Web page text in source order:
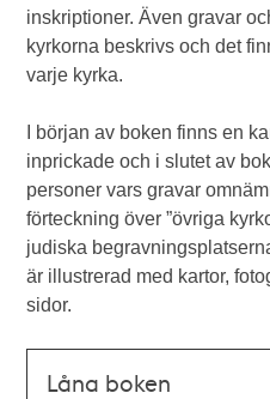
inskriptioner. Även gravar
kyrkorna beskrivs och det
varje kyrka.
I början av boken finns en
inprickade och i slutet av
personer vars gravar
förteckning över ”övriga
judiska
är illustrerad med kartor,
sidor.
Låna boken